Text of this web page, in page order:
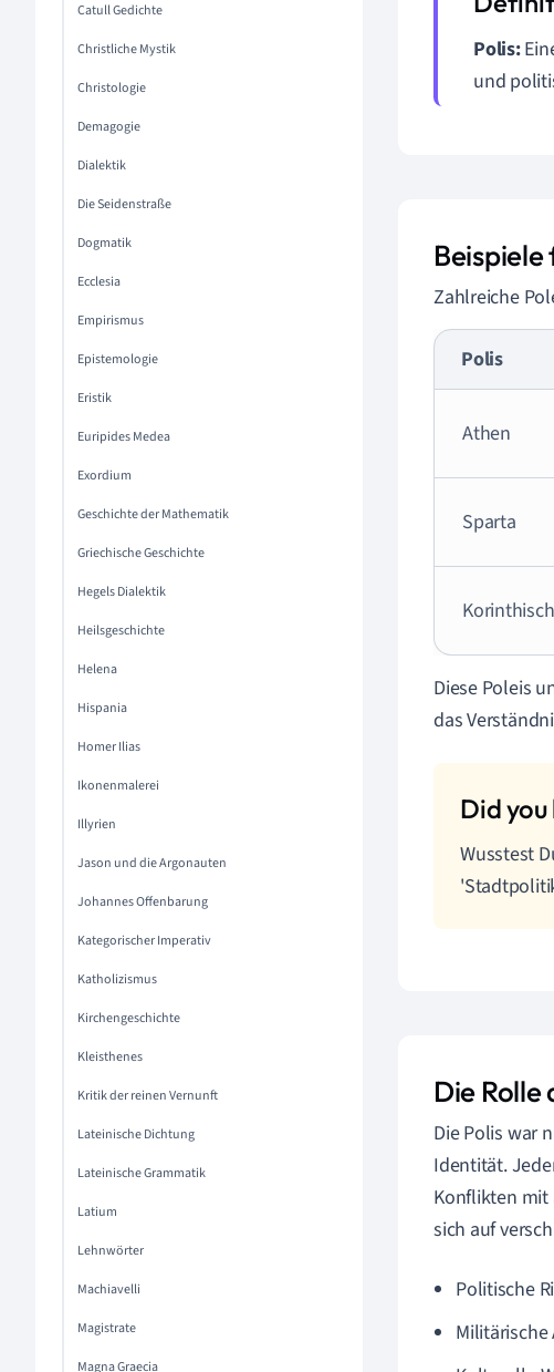
Catull Gedichte
Christliche Mystik
Christologie
Demagogie
Dialektik
Die Seidenstraße
Dogmatik
Ecclesia
Empirismus
Epistemologie
Eristik
Euripides Medea
Exordium
Geschichte der Mathematik
Griechische Geschichte
Hegels Dialektik
Heilsgeschichte
Helena
Hispania
Homer Ilias
Ikonenmalerei
Illyrien
Jason und die Argonauten
Johannes Offenbarung
Kategorischer Imperativ
Katholizismus
Kirchengeschichte
Kleisthenes
Kritik der reinen Vernunft
Lateinische Dichtung
Lateinische Grammatik
Latium
Lehnwörter
Machiavelli
Magistrate
Magna Graecia
Polis:
und
Zahlreiche
Polis
Athen
Sparta
Korinthisch
Diese Poleis
das
Wusstest
Die
Die Polis war
Identität.
Konflikten mit
sich auf
Politische